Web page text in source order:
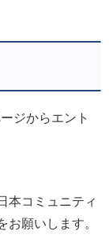
ジからエント
本コミュニティ
願いします。